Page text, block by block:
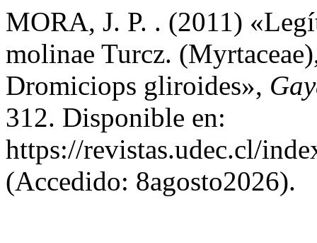
MORA, J. P. . (2011)
molinae Turcz.
Dromiciops gliroides»,
312. Disponible en:
https://revistas.udec.cl/
(Accedido: 8agosto2026).